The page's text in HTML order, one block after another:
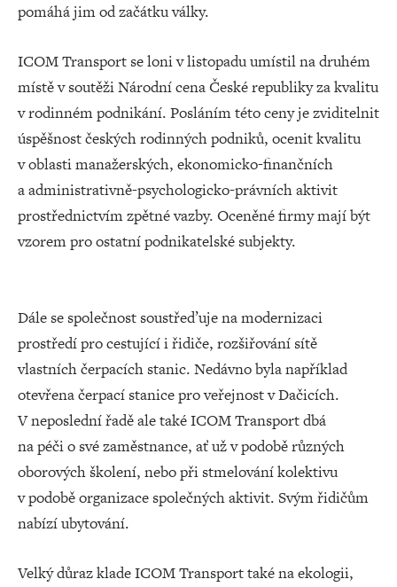
pomáhá jim od začátku války.
ICOM Transport se loni v listopadu umístil na druhém
místě v soutěži Národní cena České republiky za kvalitu
v rodinném podnikání. Posláním této ceny je zviditelnit
úspěšnost českých rodinných podniků, ocenit kvalitu
v oblasti manažerských, ekonomicko-finančních
a administrativně-psychologicko-právních aktivit
prostřednictvím zpětné vazby. Oceněné firmy mají být
vzorem pro ostatní podnikatelské subjekty.
Dále se společnost soustřeďuje na modernizaci
prostředí pro cestující i řidiče, rozšiřování sítě
vlastních čerpacích stanic. Nedávno byla například
otevřena čerpací stanice pro veřejnost v Dačicích.
V neposlední řadě ale také ICOM Transport dbá
na péči o své zaměstnance, ať už v podobě různých
oborových školení, nebo při stmelování kolektivu
v podobě organizace společných aktivit. Svým řidičům
nabízí ubytování.
Velký důraz klade ICOM Transport také na ekologii,